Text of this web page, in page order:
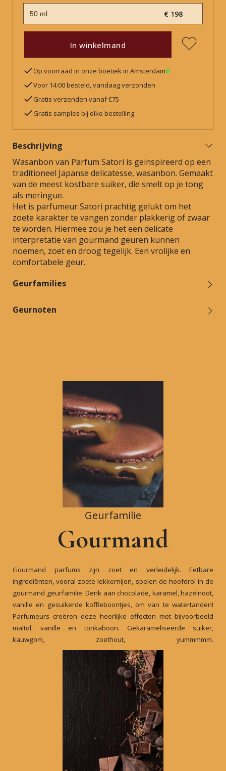
€ 198
In winkelmand
Op voorraad in onze boetiek in Amsterdam
Voor 14:00 besteld, vandaag verzonden
Gratis verzenden vanaf €75
Gratis samples bij elke bestelling
Beschrijving
Wasanbon van Parfum Satori is geïnspireerd op een
traditioneel Japanse delicatesse, wasanbon. Gemaakt
van de meest kostbare suiker, die smelt op je tong
als meringue.
Het is parfumeur Satori prachtig gelukt om het
zoete karakter te vangen zonder plakkerig of zwaar
te worden. Hiermee zou je het een delicate
interpretatie van gourmand geuren kunnen
noemen, zoet en droog tegelijk. Een vrolijke en
comfortabele geur.
Geurfamilies
Geurnoten
Geurfamilie
Gourmand
Gourmand parfums zijn zoet en verleidelijk. Eetbare
ingrediënten, vooral zoete lekkernijen, spelen de hoofdrol in de
gourmand geurfamilie. Denk aan chocolade, karamel, hazelnoot,
vanille en gesuikerde koffieboontjes, om van te watertanden!
Parfumeurs creëren deze heerlijke effecten met bijvoorbeeld
maltol, vanille en tonkaboon. Gekarameliseerde suiker,
kauwgom, zoethout, yummmmm.